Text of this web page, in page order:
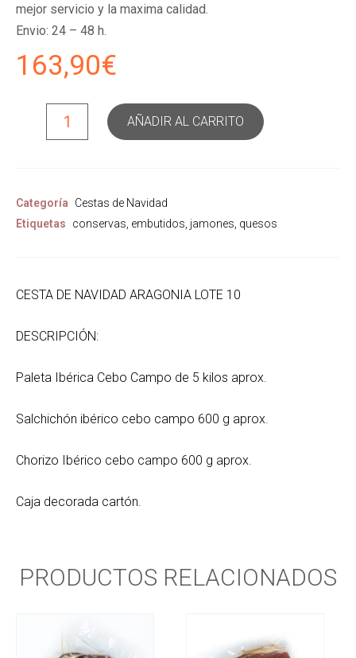
mejor servicio y la maxima calidad.
Envio: 24 – 48 h.
163,90€
AÑADIR AL CARRITO
Categoría
Cestas de Navidad
Etiquetas
conservas, embutidos, jamones, quesos
CESTA DE NAVIDAD ARAGONIA LOTE 10
DESCRIPCIÓN:
Paleta Ibérica Cebo Campo de 5 kilos aprox.
Salchichón ibérico cebo campo 600 g aprox.
Chorizo Ibérico cebo campo 600 g aprox.
Caja decorada cartón.
PRODUCTOS RELACIONADOS